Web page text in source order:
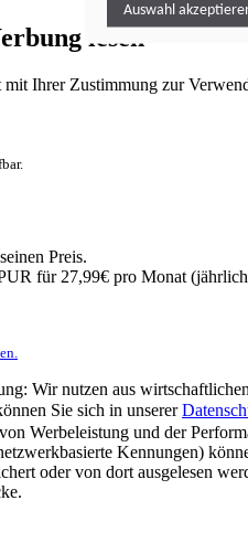
lesen
Ihrer Zustimmung zur
Preis.
für 27,99€ pro Monat
Wir nutzen aus
Sie sich in unserer
Werbeleistung und der
Kennungen)
oder von dort ausgelesen
Auswahl